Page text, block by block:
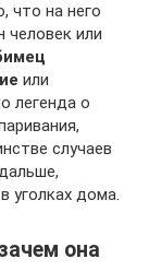
что на него
человек или
или
легенда о
случаев
уголках дома.
она